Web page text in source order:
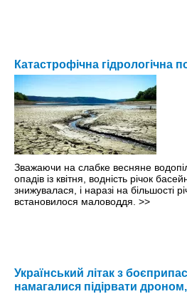
Катастрофічна гідрологічна
Зважаючи на слабке весняне
опадів із квітня, водність річок
знижувалася, і наразі на більшості
встановилося маловоддя. >>
Український літак з
намагалися підірвати